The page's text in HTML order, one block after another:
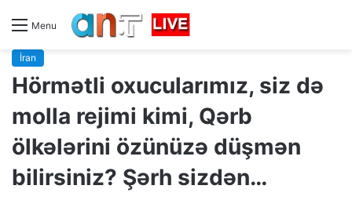
Menu
İran
Hörmətli oxucularımız, siz də
molla rejimi kimi, Qərb
ölkələrini özünüzə düşmən
bilirsiniz? Şərh sizdən…